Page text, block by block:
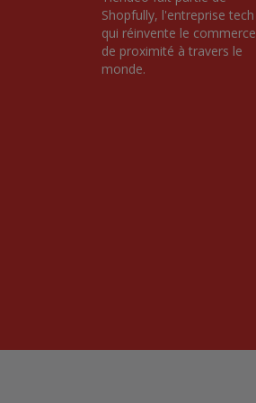
Shopfully, l'entreprise tech
qui réinvente le commerce
de proximité à travers le
monde.